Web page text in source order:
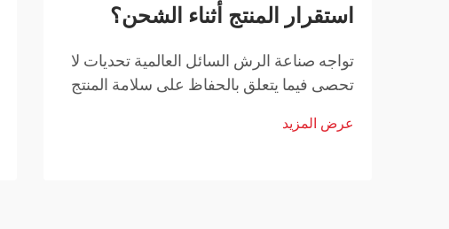
استقرار المنتج أثناء الشحن؟
تواجه صناعة الرش السائل العالمية تحديات لا
تحصى فيما يتعلق بالحفاظ على سلامة المنتج
التغيرات في الضغط ومخاوف التعامل مع
عرض المزيد